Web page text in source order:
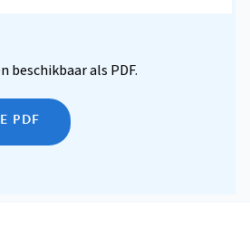
beschikbaar als PDF.
PDF